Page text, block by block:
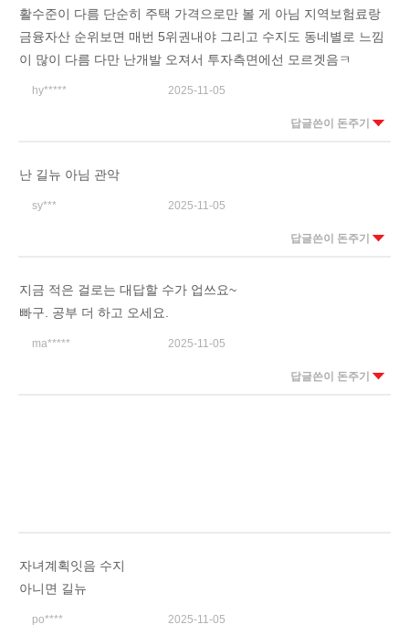
활수준이 다름 단순히 주택 가격으로만 볼 게 아님 지역보험료랑
금융자산 순위보면 매번 5위권내야 그리고 수지도 동네별로 느낌
이 많이 다름 다만 난개발 오져서 투자측면에선 모르겟음ㅋ
hy***** 2025-11-05
답글쓴이 돈주기
난 길뉴 아님 관악
sy*** 2025-11-05
답글쓴이 돈주기
지금 적은 걸로는 대답할 수가 업쓰요~
빠구. 공부 더 하고 오세요.
ma***** 2025-11-05
답글쓴이 돈주기
자녀계획잇음 수지
아니면 길뉴
po**** 2025-11-05